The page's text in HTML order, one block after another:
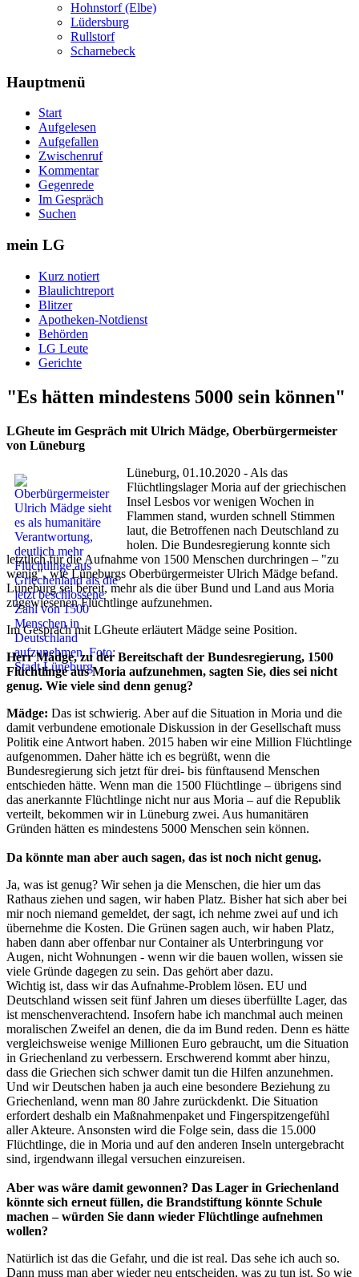
Hohnstorf (Elbe)
Lüdersburg
Rullstorf
Scharnebeck
Hauptmenü
Start
Aufgelesen
Aufgefallen
Zwischenruf
Kommentar
Gegenrede
Im Gespräch
Suchen
mein LG
Kurz notiert
Blaulichtreport
Blitzer
Apotheken-Notdienst
Behörden
LG Leute
Gerichte
"Es hätten mindestens 5000 sein können"
LGheute im Gespräch mit Ulrich Mädge, Oberbürgermeister
von Lüneburg
Lüneburg, 01.10.2020 - Als das
Flüchtlingslager Moria auf der griechischen
Insel Lesbos vor wenigen Wochen in
Flammen stand, wurden schnell Stimmen
laut, die Betroffenen nach Deutschland zu
holen. Die Bundesregierung konnte sich
letztlich für die Aufnahme von 1500 Menschen durchringen – "zu
wenig", wie Lüneburgs Oberbürgermeister Ulrich Mädge befand.
Lüneburg sei bereit, mehr als die über Bund und Land aus Moria
zugewiesenen Flüchtlinge aufzunehmen.
Im Gespräch mit LGheute erläutert Mädge seine Position.
Herr Mädge, zu der Bereitschaft der Bundesregierung, 1500
Flüchtlinge aus Moria aufzunehmen, sagten Sie, dies sei nicht
genug. Wie viele sind denn genug?
Mädge: Das ist schwierig. Aber auf die Situation in Moria und die
damit verbundene emotionale Diskussion in der Gesellschaft muss
Politik eine Antwort haben. 2015 haben wir eine Million Flüchtlinge
aufgenommen. Daher hätte ich es begrüßt, wenn die
Bundesregierung sich jetzt für drei- bis fünftausend Menschen
entschieden hätte. Wenn man die 1500 Flüchtlinge – übrigens sind
das anerkannte Flüchtlinge nicht nur aus Moria – auf die Republik
verteilt, bekommen wir in Lüneburg zwei. Aus humanitären
Gründen hätten es mindestens 5000 Menschen sein können.
Da könnte man aber auch sagen, das ist noch nicht genug.
Ja, was ist genug? Wir sehen ja die Menschen, die hier um das
Rathaus ziehen und sagen, wir haben Platz. Bisher hat sich aber bei
mir noch niemand gemeldet, der sagt, ich nehme zwei auf und ich
übernehme die Kosten. Die Grünen sagen auch, wir haben Platz,
haben dann aber offenbar nur Container als Unterbringung vor
Augen, nicht Wohnungen - wenn wir die bauen wollen, wissen sie
viele Gründe dagegen zu sein. Das gehört aber dazu.
Wichtig ist, dass wir das Aufnahme-Problem lösen. EU und
Deutschland wissen seit fünf Jahren um dieses überfüllte Lager, das
ist menschenverachtend. Insofern habe ich manchmal auch meinen
moralischen Zweifel an denen, die da im Bund reden. Denn es hätte
vergleichsweise wenige Millionen Euro gebraucht, um die Situation
in Griechenland zu verbessern. Erschwerend kommt aber hinzu,
dass die Griechen sich schwer damit tun die Hilfen anzunehmen.
Und wir Deutschen haben ja auch eine besondere Beziehung zu
Griechenland, wenn man 80 Jahre zurückdenkt. Die Situation
erfordert deshalb ein Maßnahmenpaket und Fingerspitzengefühl
aller Akteure. Ansonsten wird die Folge sein, dass die 15.000
Flüchtlinge, die in Moria und auf den anderen Inseln untergebracht
sind, irgendwann illegal versuchen einzureisen.
Aber was wäre damit gewonnen? Das Lager in Griechenland
könnte sich erneut füllen, die Brandstiftung könnte Schule
machen – würden Sie dann wieder Flüchtlinge aufnehmen
wollen?
Natürlich ist das die Gefahr, und die ist real. Das sehe ich auch so.
Dann muss man aber wieder neu entscheiden, was zu tun ist. So wie